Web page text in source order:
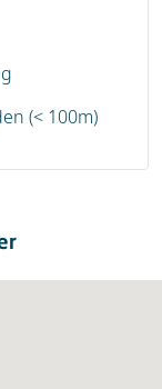
(< 100m)